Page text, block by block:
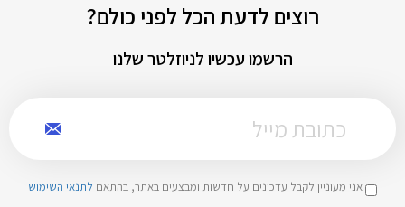
רוצים לדעת הכל לפני כולם?
הרשמו עכשיו לניוזלטר שלנו
אני מעוניין לקבל עדכונים על חדשות ומבצעים באתר, בהתאם לתנאי השימוש